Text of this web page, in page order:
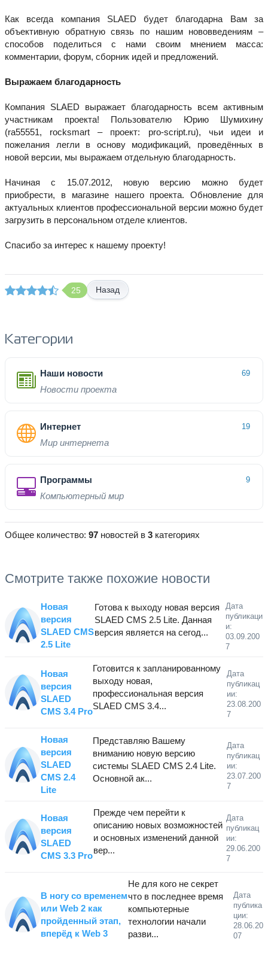
Как всегда компания SLAED будет благодарна Вам за
объективную обратную связь по нашим нововведениям –
способов поделиться с нами своим мнением масса:
комментарии, форум, сборник идей и предложений.
Выражаем благодарность
Компания SLAED выражает благодарность всем активным
участникам проекта! Пользователю Юрию Шумихину
(ra55551, rocksmart – проект: pro-script.ru), чьи идеи и
пожелания легли в основу модификаций, проведённых в
новой версии, мы выражаем отдельную благодарность.
Начиная с 15.07.2012, новую версию можно будет
приобрести, в магазине нашего проекта. Обновление для
актуальных клиентов профессиональной версии можно будет
загрузить в персональном отделе клиентов.
Спасибо за интерес к нашему проекту!
25 Назад
Категории
Наши новости 69
Новости проекта
Интернет 19
Мир интернета
Программы 9
Компьютерный мир
Общее количество: 97 новостей в 3 категориях
Смотрите также похожие новости
Новая
версия
SLAED CMS
2.5 Lite
Готова к выходу новая версия
SLAED CMS 2.5 Lite. Данная
версия является на сегод...
Дата
публикаци
и:
03.09.200
7
Новая
версия
SLAED
CMS 3.4 Pro
Готовится к запланированному
выходу новая,
профессиональная версия
SLAED CMS 3.4...
Дата
публикац
ии:
23.08.200
7
Новая
версия
SLAED
CMS 2.4
Lite
Представляю Вашему
вниманию новую версию
системы SLAED CMS 2.4 Lite.
Основной ак...
Дата
публикац
ии:
23.07.200
7
Новая
версия
SLAED
CMS 3.3 Pro
Прежде чем перейти к
описанию новых возможностей
и основных изменений данной
вер...
Дата
публикац
ии:
29.06.200
7
В ногу со временем
или Web 2 как
пройденный этап,
вперёд к Web 3
Не для кого не секрет
что в последнее время
компьютерные
технологии начали
разви...
Дата
публика
ции:
28.06.20
07